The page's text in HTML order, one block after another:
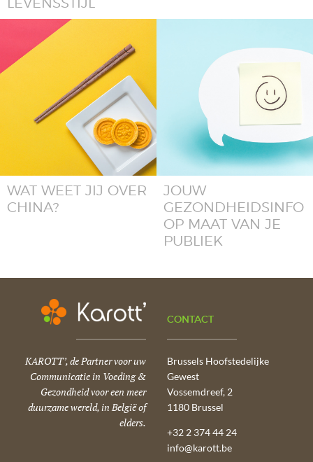
LEVENSSTIJL
WAT WEET JIJ OVER
CHINA?
JOUW
GEZONDHEIDSINFO
OP MAAT VAN JE
PUBLIEK
KAROTT’, de Partner voor uw
Communicatie in Voeding &
Gezondheid voor een meer
duurzame wereld, in België of
elders.
CONTACT
Brussels Hoofstedelijke
Gewest
Vossemdreef, 2
1180 Brussel
+32 2 374 44 24
info@karott.be